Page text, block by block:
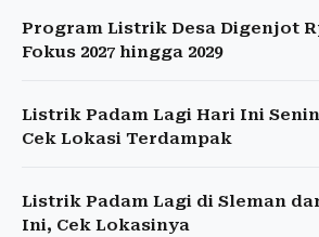
Program Listrik Desa Digenjot
Fokus 2027 hingga 2029
Listrik Padam Lagi Hari Ini Senin
Cek Lokasi Terdampak
Listrik Padam Lagi di Sleman
Ini, Cek Lokasinya